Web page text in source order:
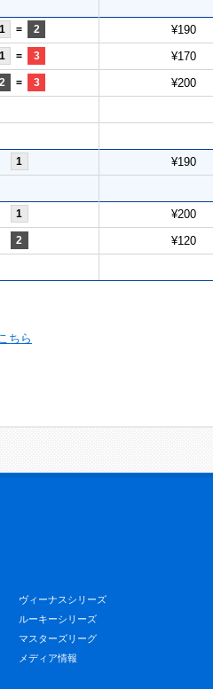
1 = 2 ¥190
1 = 3 ¥170
2 = 3 ¥200
1 ¥190
1 ¥200
2 ¥120
ちら
ヴィーナスシリーズ
ルーキーシリーズ
マスターズリーグ
メディア情報